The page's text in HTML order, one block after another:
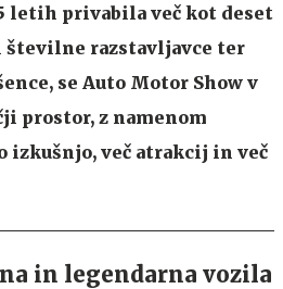
letih privabila več kot deset
številne razstavljavce ter
se Auto Motor Show v
prostor, z namenom
izkušnjo, več atrakcij in več
in legendarna vozila